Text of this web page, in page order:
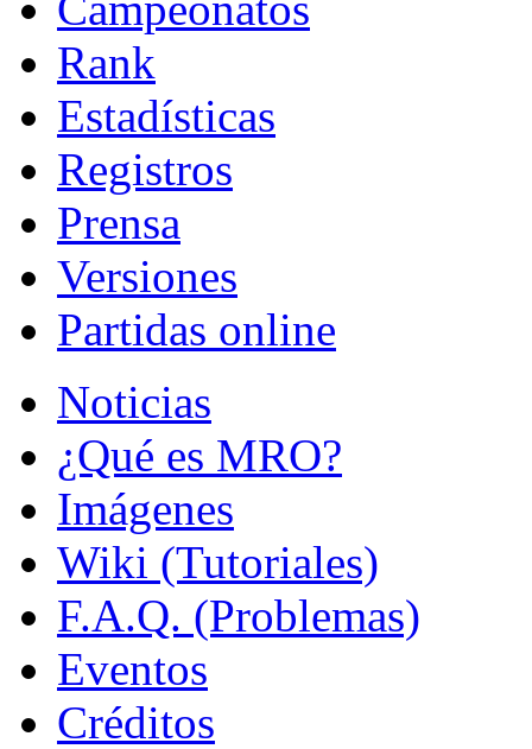
Rank
Estadísticas
Registros
Prensa
Versiones
Partidas online
Noticias
¿Qué es MRO?
Imágenes
Wiki (Tutoriales)
F.A.Q. (Problemas)
Eventos
Créditos